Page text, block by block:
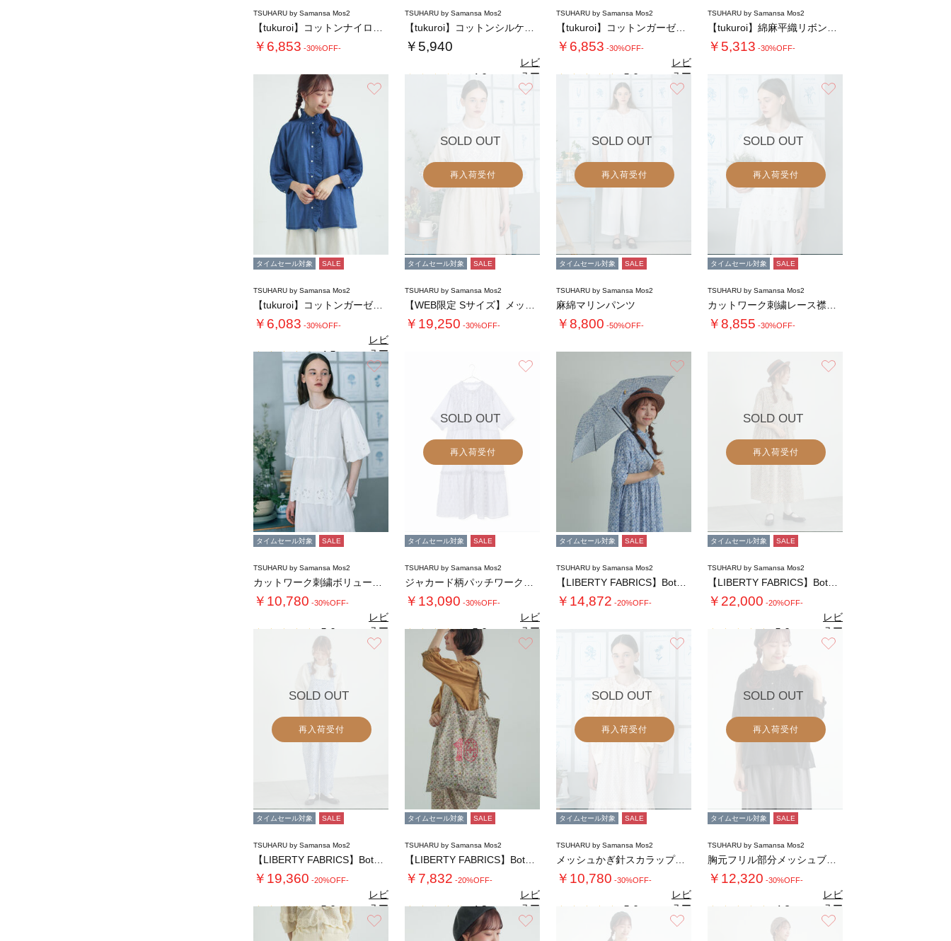
TSUHARU by Samansa Mos2
￥6,853 -30%OFF-
TSUHARU by Samansa Mos2
￥5,940
4.0 （1）
レビ
ュー
を見
る
TSUHARU by Samansa Mos2
【tukuroi】コットンガーゼデニムガウチ…
￥6,853 -30%OFF-
5.0
レビ
ュー
を見
る
TSUHARU by Samansa Mos2
￥5,313 -30%OFF-
タイムセール対象 SALE
TSUHARU by Samansa Mos2
【tukuroi】コットンガーゼデニムフリル…
￥6,083 -30%OFF-
4.5（2）
レビ
ュー
を見
る
SOLD OUT
再入荷受付
タイムセール対象 SALE
TSUHARU by Samansa Mos2
￥19,250 -30%OFF-
SOLD OUT
再入荷受付
タイムセール対象 SALE
TSUHARU by Samansa Mos2
麻綿マリンパンツ
￥8,800 -50%OFF-
SOLD OUT
再入荷受付
タイムセール対象 SALE
TSUHARU by Samansa Mos2
￥8,855 -30%OFF-
お気に入り
タイムセール対象 SALE
TSUHARU by Samansa Mos2
￥10,780 -30%OFF-
5.0
レビ
ュー
を見
る
SOLD OUT
再入荷受付
タイムセール対象 SALE
TSUHARU by Samansa Mos2
￥13,090 -30%OFF-
5.0（2）
レビ
ュー
を見
る
タイムセール対象 SALE
TSUHARU by Samansa Mos2
￥14,872 -20%OFF-
SOLD OUT
再入荷受付
タイムセール対象 SALE
TSUHARU by Samansa Mos2
￥22,000 -20%OFF-
5.0
レビ
ュー
を見
る
SOLD OUT
再入荷受付
タイムセール対象 SALE
TSUHARU by Samansa Mos2
￥19,360 -20%OFF-
5.0（2）
レビ
ュー
を見
る
タイムセール対象 SALE
TSUHARU by Samansa Mos2
￥7,832 -20%OFF-
4.3（3）
レビ
ュー
を見
る
SOLD OUT
再入荷受付
タイムセール対象 SALE
TSUHARU by Samansa Mos2
メッシュかぎ針スカラップ前後着ニット
￥10,780 -30%OFF-
5.0
レビ
ュー
を見
る
SOLD OUT
再入荷受付
タイムセール対象 SALE
TSUHARU by Samansa Mos2
￥12,320 -30%OFF-
4.8
レビ
ュー
を見
る